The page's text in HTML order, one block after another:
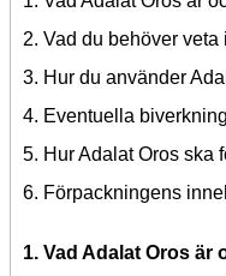
2. Vad du behöver veta
3. Hur du använder
4. Eventuella
5. Hur Adalat Oros ska
6. Förpackningens
1. Vad Adalat Oros är